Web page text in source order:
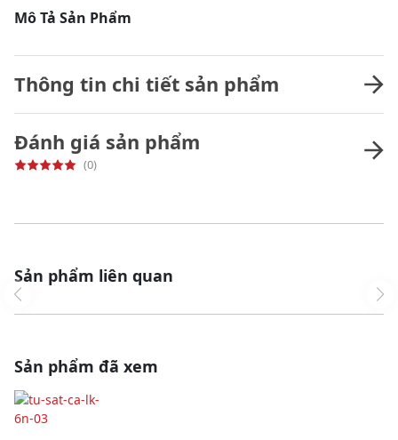
Mô Tả Sản Phẩm
Thông tin chi tiết sản phẩm
Đánh giá sản phẩm
(0)
Sản phẩm liên quan
Sản phẩm đã xem